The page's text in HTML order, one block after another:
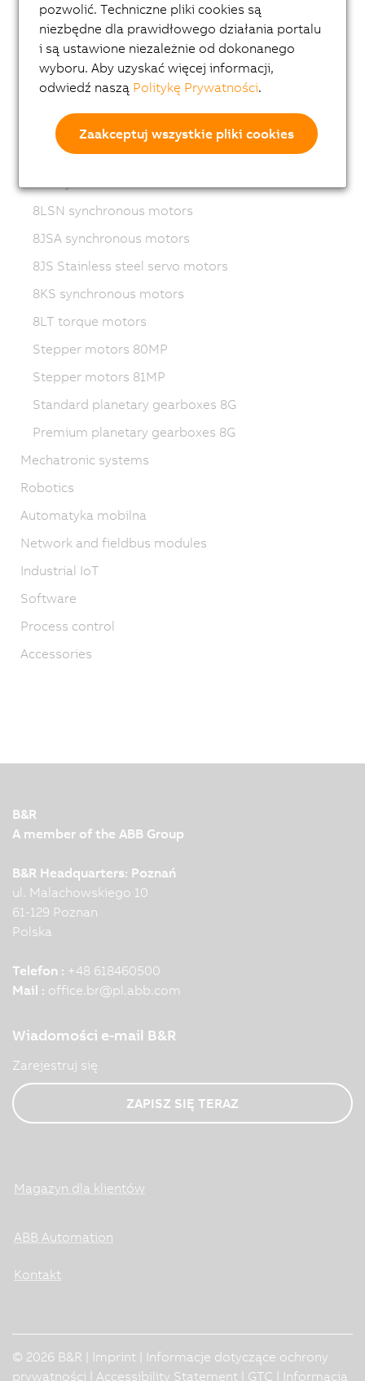
ACOPOSmotor Compact
8WSA servo motors
8WSB gear motors
8LVA synchronous motors
8LVB gear motors
8LWA synchronous motors
8LSN synchronous motors
8JSA synchronous motors
8JS Stainless steel servo motors
8KS synchronous motors
8LT torque motors
Stepper motors 80MP
Stepper motors 81MP
Standard planetary gearboxes 8G
Premium planetary gearboxes 8G
Mechatronic systems
Robotics
Automatyka mobilna
Network and fieldbus modules
Industrial IoT
Software
Process control
Accessories
B&R
A member of the ABB Group
B&R Headquarters: Poznań
ul. Malachowskiego 10
61-129 Poznan
Polska
Telefon : +48 618460500
Mail : office.br@pl.abb.com
Wiadomości e-mail B&R
Zarejestruj się
ZAPISZ SIĘ TERAZ
Magazyn dla klientów
ABB Automation
Kontakt
© 2026 B&R | Imprint
Informacje dotyczące ochrony
prywatności
Accessibility Statement GTC Informacja
pozwolić. Techniczne pliki cookies są
niezbędne dla prawidłowego działania portalu
i są ustawione niezależnie od dokonanego
wyboru. Aby uzyskać więcej informacji,
odwiedź naszą Politykę Prywatności.
Zaakceptuj wszystkie pliki cookies